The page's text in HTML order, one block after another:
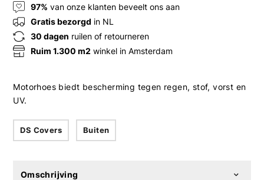
97% van onze klanten beveelt ons aan
Gratis bezorgd in NL
30 dagen ruilen of retourneren
Ruim 1.300 m2 winkel in Amsterdam
Motorhoes biedt bescherming tegen regen, stof, vorst en
UV.
DS Covers Buiten
Omschrijving